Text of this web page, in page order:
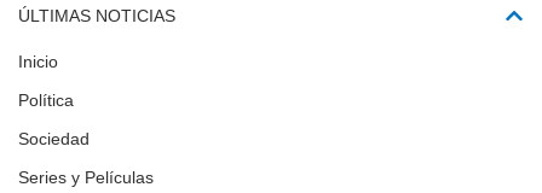
ÚLTIMAS NOTICIAS
Inicio
Política
Sociedad
Series y Películas